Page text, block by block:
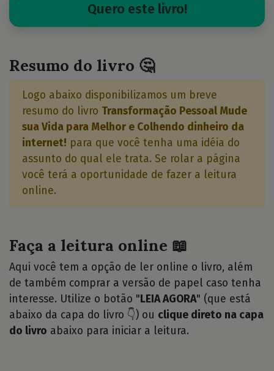
Quero este livro!
Resumo do livro 🤔
Logo abaixo disponibilizamos um breve
resumo do livro Transformação Pessoal Mude
sua Vida para Melhor e Colhendo dinheiro da
internet! para que você tenha uma idéia do
assunto do qual ele trata. Se rolar a página
você terá a oportunidade de fazer a leitura
online.
Faça a leitura online 📖
Aqui você tem a opção de ler online o livro, além
de também comprar a versão de papel caso tenha
interesse. Utilize o botão " LEIA AGORA" (que está
abaixo da capa do livro 👇) ou clique direto na capa
do livro abaixo para iniciar a leitura.